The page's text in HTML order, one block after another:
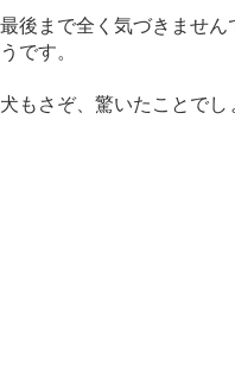
最後まで全く気づきませ
うです。
犬もさぞ、驚いたことで